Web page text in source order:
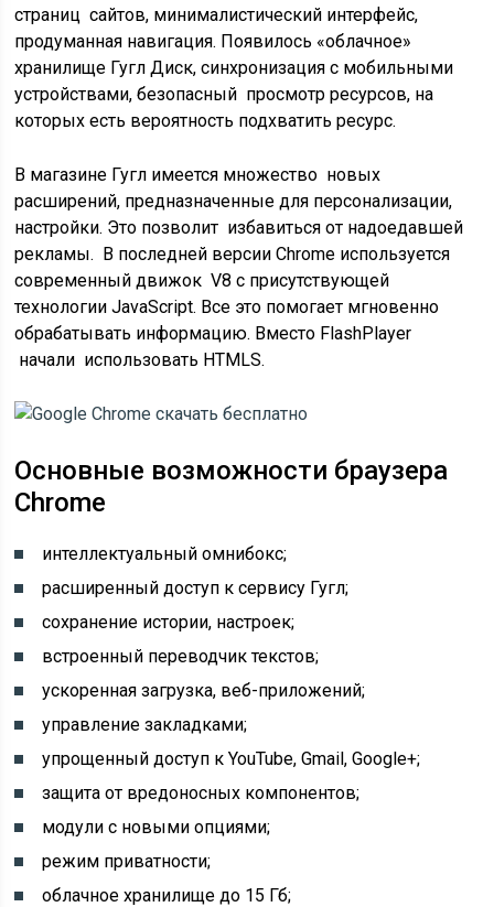
страниц сайтов, минималистический интерфейс,
продуманная навигация. Появилось «облачное»
хранилище Гугл Диск, синхронизация с мобильными
устройствами, безопасный просмотр ресурсов, на
которых есть вероятность подхватить ресурс.
В магазине Гугл имеется множество новых
расширений, предназначенные для персонализации,
настройки. Это позволит избавиться от надоедавшей
рекламы. В последней версии Chrome используется
современный движок V8 с присутствующей
технологии JavaScript. Все это помогает мгновенно
обрабатывать информацию. Вместо FlashPlayer
начали использовать HTMLS.
Основные возможности браузера
Chrome
интеллектуальный омнибокс;
расширенный доступ к сервису Гугл;
сохранение истории, настроек;
встроенный переводчик текстов;
ускоренная загрузка, веб-приложений;
управление закладками;
упрощенный доступ к YouTube, Gmail, Google+;
защита от вредоносных компонентов;
модули с новыми опциями;
режим приватности;
облачное хранилище до 15 Гб;